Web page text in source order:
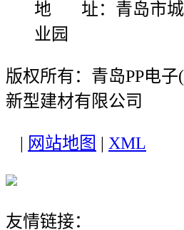
地 址：青岛市城
业园
版权所有：青岛PP电
新型建材有限公司
网站地图 XML
友情链接：